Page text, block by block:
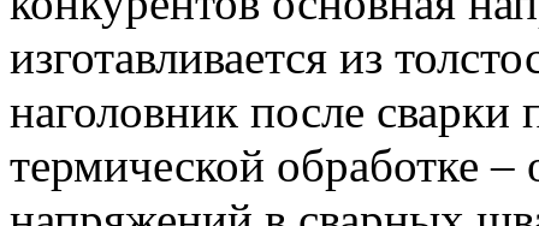
изготавливается из
наголовник после сварки
термической обработке